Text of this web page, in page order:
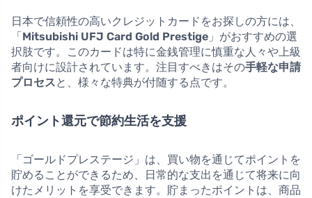
日本で信頼性の高いクレジットカードをお探しの方には、
「 Mitsubishi UFJ Card Gold Prestige 」がおすすめの選
択肢です。このカードは特に金銭管理に慎重な人々や上級
者向けに設計されています。注目すべきはその手軽な申請
プロセスと、様々な特典が付随する点です。
ポイント還元で節約生活を支援
「ゴールドプレステージ」は、買い物を通じてポイントを
貯めることができるため、日常的な支出を通じて将来に向
けたメリットを享受できます。貯まったポイントは、商品